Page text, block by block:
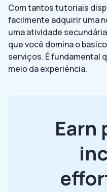
Com tantos tutoriais
facilmente adquirir uma
uma atividade
que você domina o
serviços. É fundamental
meio da experiência.
Earn